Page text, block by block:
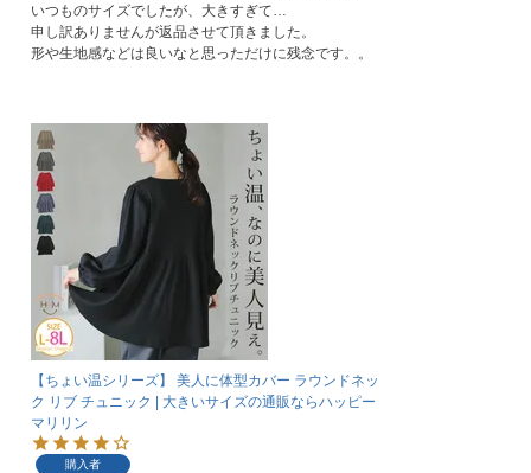
いつものサイズでしたが、大きすぎて…
申し訳ありませんが返品させて頂きました。
形や生地感などは良いなと思っただけに残念です。。
【ちょい温シリーズ】 美人に体型カバー ラウンドネッ
ク リブ チュニック | 大きいサイズの通販ならハッピー
マリリン
購入者